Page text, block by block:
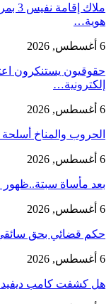
هوية…
6 أغسطس, 2026
حقوقيون يستنكرون
إلكترونية…
6 أغسطس, 2026
الحروب والمناخ أسلحة
6 أغسطس, 2026
بعد مأساة سبتة..ظهور
6 أغسطس, 2026
حكم قضائي بحق
6 أغسطس, 2026
هل كشفت كامب ديفيد